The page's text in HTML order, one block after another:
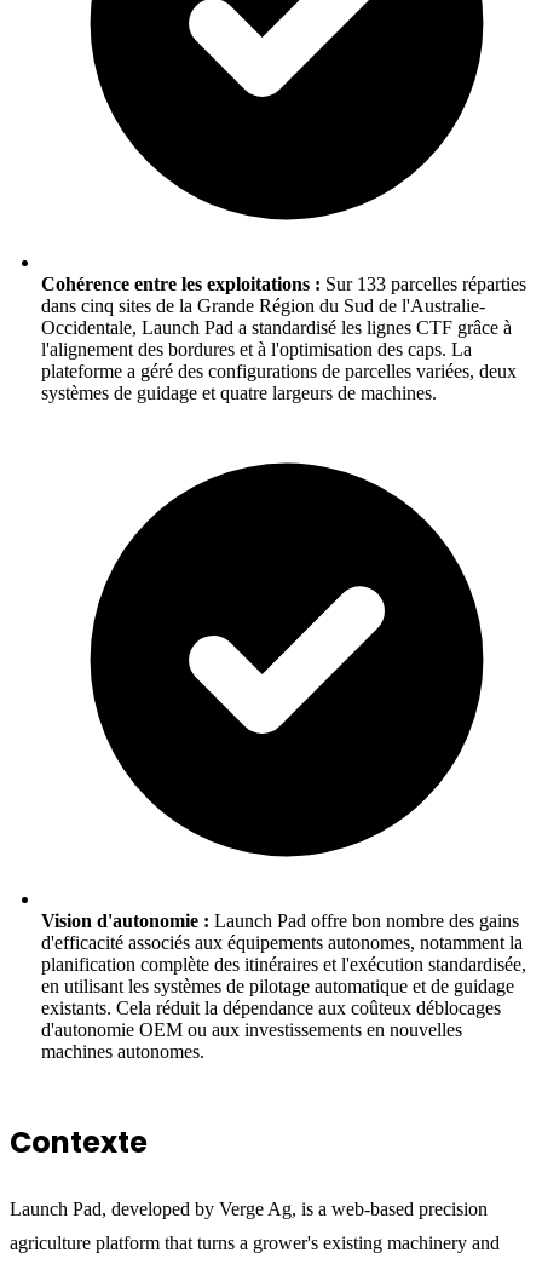
Cohérence entre les exploitations : Sur 133 parcelles réparties
dans cinq sites de la Grande Région du Sud de l'Australie-
Occidentale, Launch Pad a standardisé les lignes CTF grâce à
l'alignement des bordures et à l'optimisation des caps. La
plateforme a géré des configurations de parcelles variées, deux
systèmes de guidage et quatre largeurs de machines.
Vision d'autonomie : Launch Pad offre bon nombre des gains
d'efficacité associés aux équipements autonomes, notamment la
planification complète des itinéraires et l'exécution standardisée,
en utilisant les systèmes de pilotage automatique et de guidage
existants. Cela réduit la dépendance aux coûteux déblocages
d'autonomie OEM ou aux investissements en nouvelles
machines autonomes.
Contexte
Launch Pad, developed by Verge Ag, is a web-based precision
agriculture platform that turns a grower's existing machinery and